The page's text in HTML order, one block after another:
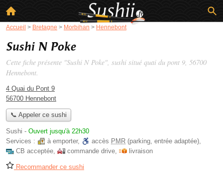
Accueil > Bretagne > Morbihan > Hennebont
Sushi N Poke
Cette fiche présente "Sushi N Poke", sushi situé quai du pont 9, 56700
Hennebont.
4 Quai du Pont 9
56700 Hennebont
📞 Appeler ce sushi
Sushi - Ouvert jusqu'à 22h30
Services :
à emporter, accès PMR (parking, entrée adaptée),
CB acceptée, commande drive, livraison
Recommander ce sushi